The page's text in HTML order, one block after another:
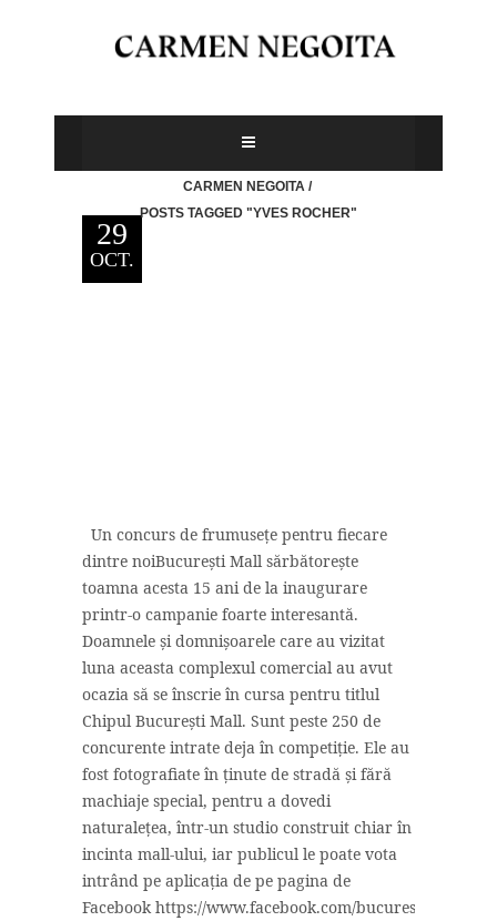
CARMEN NEGOITA /
POSTS TAGGED "YVES ROCHER"
29
OCT.
Un concurs de frumusețe pentru fiecare
dintre noiBucurești Mall sărbătorește
toamna acesta 15 ani de la inaugurare
printr-o campanie foarte interesantă.
Doamnele și domnișoarele care au vizitat
luna aceasta complexul comercial au avut
ocazia să se înscrie în cursa pentru titlul
Chipul București Mall. Sunt peste 250 de
concurente intrate deja în competiție. Ele au
fost fotografiate în ținute de stradă și fără
machiaje special, pentru a dovedi
naturalețea, într-un studio construit chiar în
incinta mall-ului, iar publicul le poate vota
intrând pe aplicația de pe pagina de
Facebook https://www.facebook.com/bucurestimall sau